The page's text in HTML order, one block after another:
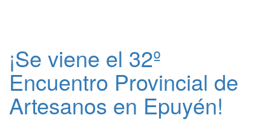
¡Se viene el 32º
Encuentro Provincial de
Artesanos en Epuyén!